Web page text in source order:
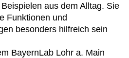
aus dem Alltag. Sie
Funktionen und
besonders hilfreich sein
BayernLab Lohr a. Main